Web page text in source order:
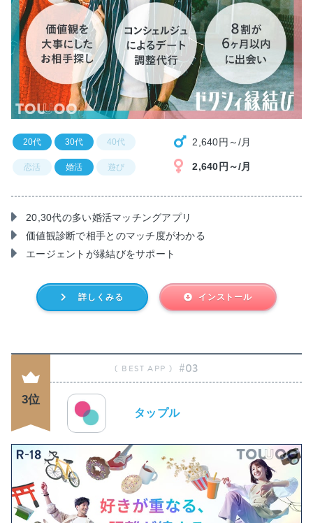
20,30代の多い婚活マッチングアプリ
価値観診断で相手とのマッチ度がわかる
エージェントが縁結びをサポート
20代 30代 40代
恋活 婚活 遊び
2,640円～/月
2,640円～/月
詳しくみる インストール
3位
#03
タップル